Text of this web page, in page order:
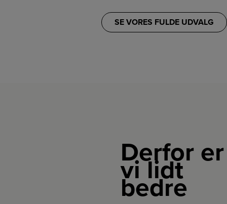
SE VORES FULDE UDVALG
Derfor er
vi lidt
bedre